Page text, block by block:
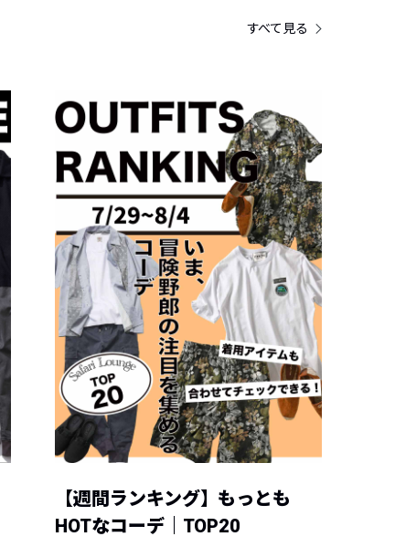
すべて見る
【週間ランキング】もっとも
HOTなコーデ｜TOP20